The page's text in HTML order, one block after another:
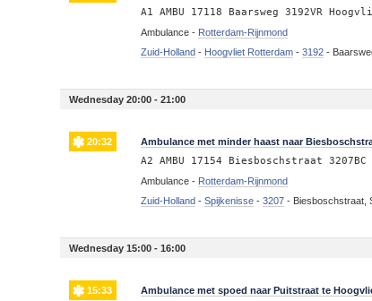
A1 AMBU 17118 Baarsweg 3192VR
Ambulance - Rotterdam-Rijnmond
Zuid-Holland - Hoogvliet Rotterdam -3192 -
Wednesday 20:00 - 21:00
20:32 Ambulance met minder haast naar
A2 AMBU 17154 Biesboschstraat
Ambulance - Rotterdam-Rijnmond
Zuid-Holland -Spijkenisse -3207 - Biesboschstraat,
Wednesday 15:00 - 16:00
15:33 Ambulance met spoed naar Puitstraat te